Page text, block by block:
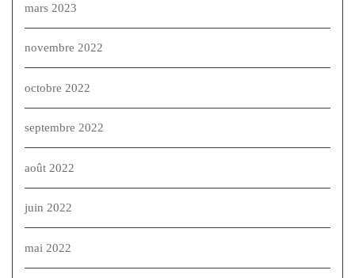
mars 2023
novembre 2022
octobre 2022
septembre 2022
août 2022
juin 2022
mai 2022